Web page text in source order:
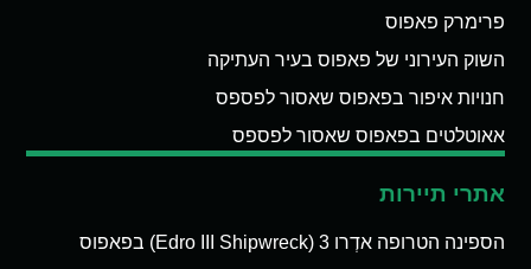
פרימרק פאפוס
השוק העירוני של פאפוס בעיר העתיקה
חנויות איפור בפאפוס שאסור לפספס
אאוטלטים בפאפוס שאסור לפספס
אתרי תיירות
הספינה הטרופה אדְרו 3 (Edro III Shipwreck) בפאפוס